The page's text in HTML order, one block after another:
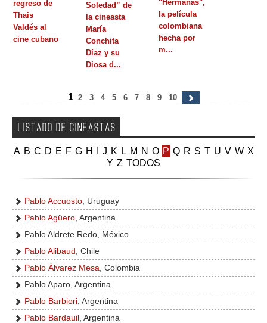
regreso de
Thais
Valdés al
cine cubano
Soledad” de
la cineasta
María
Conchita
Díaz y su
Diosa d...
"Hermanas",
la película
colombiana
hecha por
m...
1 2 3 4 5 6 7 8 9 10
LISTADO DE CINEASTAS
A B C D E F G H J K L M N O P Q R S T U V W X
Y Z TODOS
Pablo Accuosto , Uruguay
Pablo Agüero , Argentina
Pablo Aldrete Redo, México
Pablo Alibaud
, Chile
Pablo Álvarez Mesa , Colombia
Pablo Aparo, Argentina
Pablo Barbieri , Argentina
Pablo Bardauil
, Argentina